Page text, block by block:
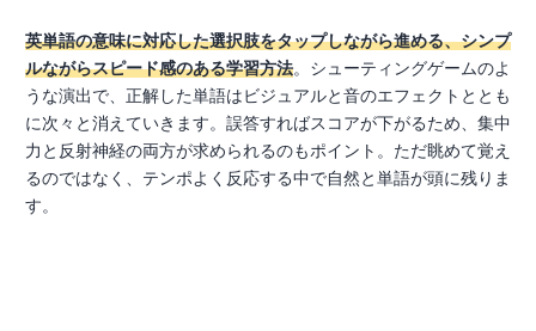
英単語の意味に対応した選択肢をタップしながら進める、シンプ
ルながらスピード感のある学習方法。シューティングゲームのよ
うな演出で、正解した単語はビジュアルと音のエフェクトととも
に次々と消えていきます。誤答すればスコアが下がるため、集中
力と反射神経の両方が求められるのもポイント。ただ眺めて覚え
るのではなく、テンポよく反応する中で自然と単語が頭に残りま
す。